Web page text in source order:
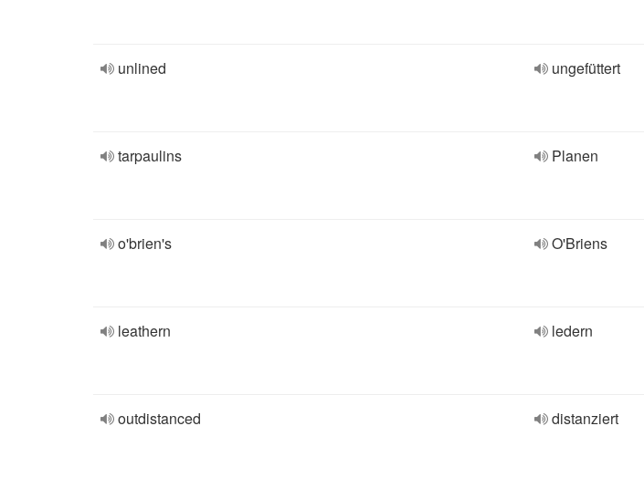
unlined ungefüttert
tarpaulins Planen
o'brien's O'Briens
leathern ledern
outdistanced distanziert